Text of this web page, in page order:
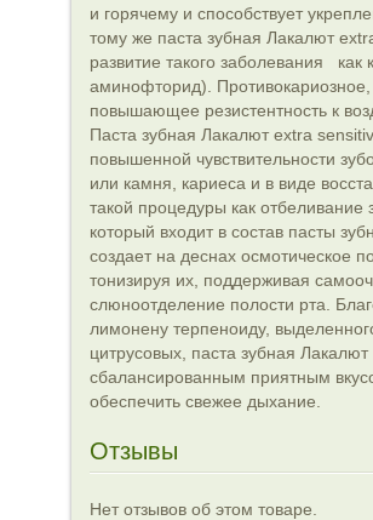
и горячему и способствует
тому же паста зубная Лакалют
развитие такого заболевания
аминофторид). Противокариозное,
повышающее резистентность к
Паста зубная Лакалют extra
повышенной чувствительности
или камня, кариеса и в виде
такой процедуры как
который входит в состав пасты
создает на деснах осмотическое
тонизируя их, поддерживая
слюноотделение полости рта.
лимонену терпеноиду,
цитрусовых, паста зубная
сбалансированным приятным
обеспечить свежее дыхание.
Отзывы
Нет отзывов об этом товаре.